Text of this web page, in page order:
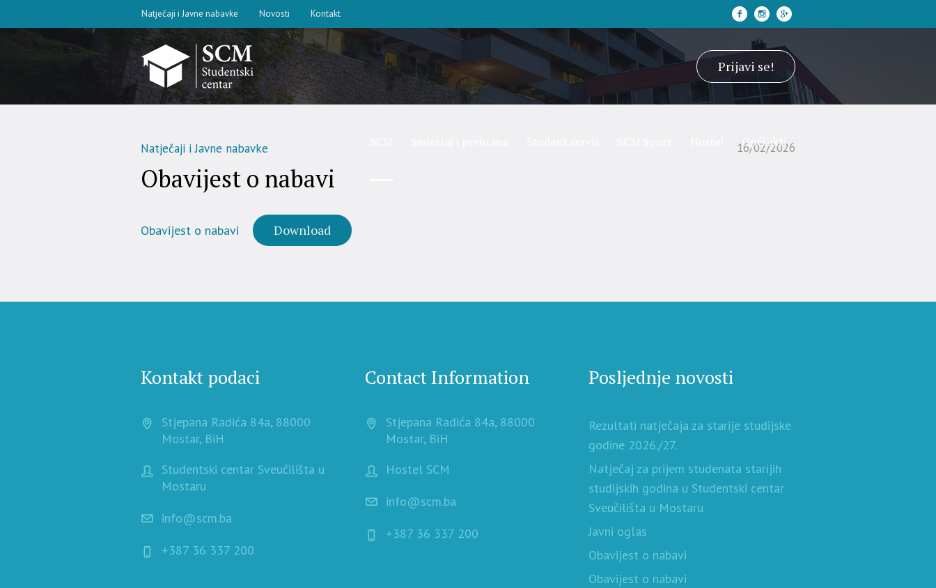
Natječaji i Javne nabavke Novosti Kontakt
Prijavi se!
Opći akti
16/02/2026
Natječaji i Javne nabavke
Obavijest o nabavi
Obavijest o nabavi Download
Kontakt podaci
Stjepana Radića 84a, 88000
Mostar, BiH
Studentski centar Sveučilišta u
Mostaru
info@scm.ba
+387 36 337 200
Contact Information
Stjepana Radića 84a, 88000
Mostar, BiH
Hostel SCM
info@scm.ba
+387 36 337 200
Posljednje novosti
Rezultati natječaja za starije studijske
godine 2026./27.
Natječaj za prijem studenata starijih
studijskih godina u Studentski centar
Sveučilišta u Mostaru
Javni oglas
Obavijest o nabavi
Obavijest o nabavi